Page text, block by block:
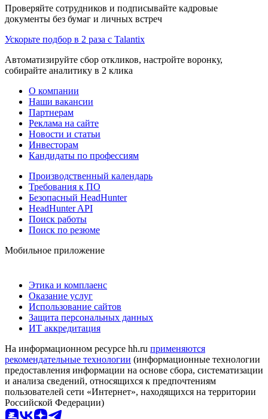
Проверяйте сотрудников и подписывайте кадровые
документы без бумаг и личных встреч
Ускорьте подбор в 2 раза с Talantix
Автоматизируйте сбор откликов, настройте воронку,
собирайте аналитику в 2 клика
О компании
Наши вакансии
Партнерам
Реклама на сайте
Новости и статьи
Инвесторам
Кандидаты по профессиям
Производственный календарь
Требования к ПО
Безопасный HeadHunter
HeadHunter API
Поиск работы
Поиск по резюме
Мобильное приложение
Этика и комплаенс
Оказание услуг
Использование сайтов
Защита персональных данных
ИТ аккредитация
На информационном ресурсе hh.ru применяются
рекомендательные технологии (информационные технологии
предоставления информации на основе сбора, систематизации
и анализа сведений, относящихся к предпочтениям
пользователей сети «Интернет», находящихся на территории
Российской Федерации)